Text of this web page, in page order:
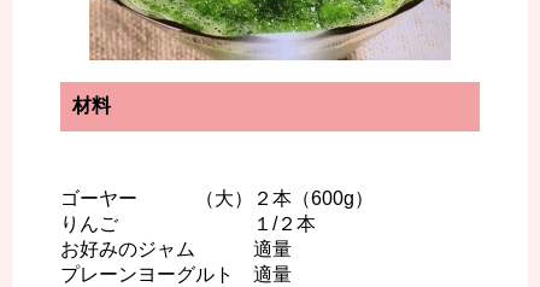
材料
ゴーヤー （大）２本（600g）
りんご １/２本
お好みのジャム 適量
プレーンヨーグルト 適量